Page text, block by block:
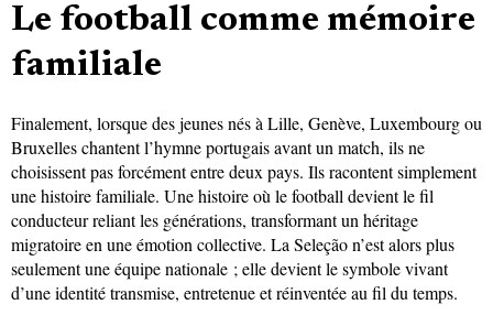
Le football comme mémoire
familiale
Finalement, lorsque des jeunes nés à Lille, Genève, Luxembourg ou
Bruxelles chantent l’hymne portugais avant un match, ils ne
choisissent pas forcément entre deux pays. Ils racontent simplement
une histoire familiale. Une histoire où le football devient le fil
conducteur reliant les générations, transformant un héritage
migratoire en une émotion collective. La Seleção n’est alors plus
seulement une équipe nationale ; elle devient le symbole vivant
d’une identité transmise, entretenue et réinventée au fil du temps.